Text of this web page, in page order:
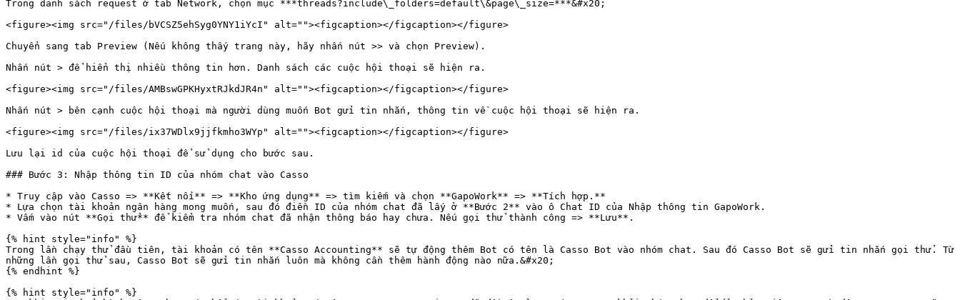
Trong danh sách request ở tab Network, chọn mục ***threads?include\_folders=default\&page\_size=***&#x20;
<figure><img src="/files/bVCSZ5ehSyg0YNY1iYcI" alt=""><figcaption></figcaption></figure>
Chuyển sang tab Preview (Nếu không thấy trang này, hãy nhấn nút >> và chọn Preview).
Nhấn nút > để hiển thị nhiều thông tin hơn. Danh sách các cuộc hội thoại sẽ hiện ra.
<figure><img src="/files/AMBswGPKHyxtRJkdJR4n" alt=""><figcaption></figcaption></figure>
Nhấn nút > bên cạnh cuộc hội thoại mà người dùng muốn Bot gửi tin nhắn, thông tin về cuộc hội thoại sẽ hiện ra.
<figure><img src="/files/ix37WDlx9jjfkmho3WYp" alt=""><figcaption></figcaption></figure>
Lưu lại id của cuộc hội thoại để sử dụng cho bước sau.
### Bước 3: Nhập thông tin ID của nhóm chat vào Casso
* Truy cập vào Casso => **Kết nối** => **Kho ứng dụng** => tìm kiếm và chọn **GapoWork** => **Tích hợp.**
* Lựa chọn tài khoản ngân hàng mong muốn, sau đó điền ID của nhóm chat đã lấy ở **Bước 2** vào ô Chat ID của Nhập thông tin GapoWork.
* Vấm vào nút **Gọi thử** để kiểm tra nhóm chat đã nhận thông báo hay chưa. Nếu gọi thử thành công => **Lưu**.
{% hint style="info" %}
Trong lần chạy thử đầu tiên, tài khoản có tên **Casso Accounting** sẽ tự động thêm Bot có tên là Casso Bot vào nhóm chat. Sau đó Casso Bot sẽ gửi tin nhắn gọi thử. Từ
những lần gọi thử sau, Casso Bot sẽ gửi tin nhắn luôn mà không cần thêm hành động nào nữa.&#x20;
{% endhint %}
{% hint style="info" %}